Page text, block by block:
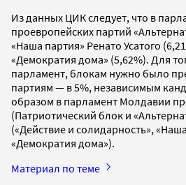
Из данных ЦИК следует, что в
проевропейских партий
«Наша партия» Ренато Усатого
«Демократия дома» (5,62%). Для
парламент, блокам нужно было
партиям — в 5%, независимым
образом в парламент Молдавии
(Патриотический блок и
(«Действие и солидарность»,
«Демократия дома»).
Материал по теме